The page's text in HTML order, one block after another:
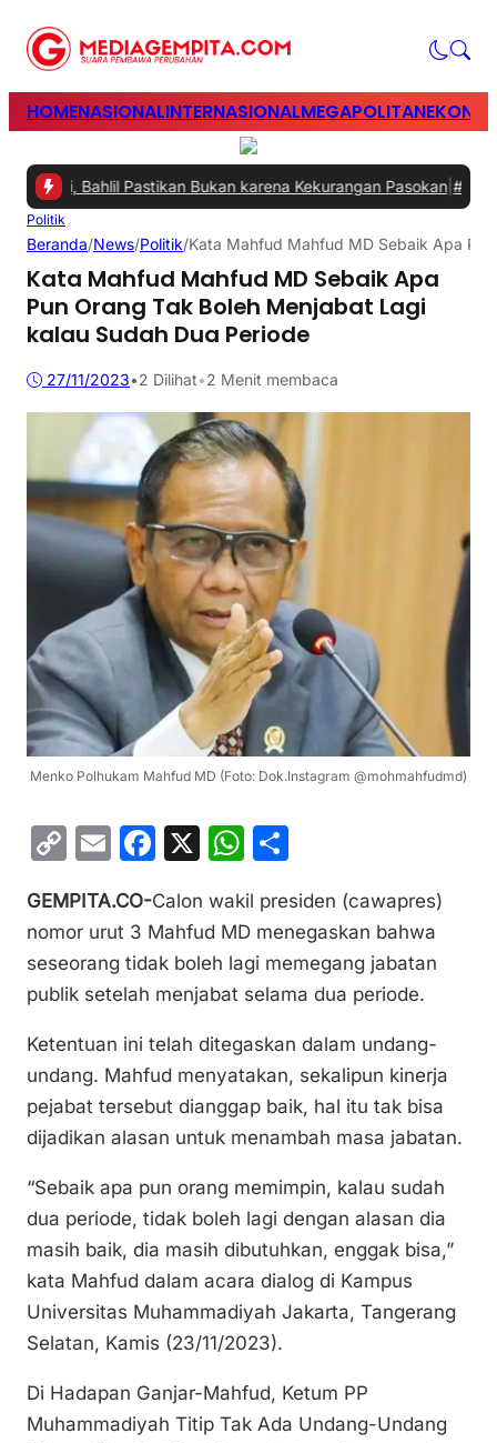
HOMENASIONALINTERNASIONALMEGAPOLITAN
Bahlil Pastikan Bukan karena Kekurangan Pasokan|#2 -
Politik
Beranda/News/Politik/Kata Mahfud Mahfud MD Sebaik Apa
Kata Mahfud Mahfud MD Sebaik Apa
Pun Orang Tak Boleh Menjabat Lagi
kalau Sudah Dua Periode
27/11/2023•2 Dilihat•2 Menit membaca
Menko Polhukam Mahfud MD (Foto: Dok.Instagram @mohmahfudmd)
C
p
y
Li
k
E
ai
l
F
c
e
b
o
k
X
W
at
s
A
p
ar
e
GEMPITA.CO-Calon wakil presiden (cawapres)
nomor urut 3 Mahfud MD menegaskan bahwa
seseorang tidak boleh lagi memegang jabatan
publik setelah menjabat selama dua periode.
Ketentuan ini telah ditegaskan dalam undang-
undang. Mahfud menyatakan, sekalipun kinerja
pejabat tersebut dianggap baik, hal itu tak bisa
dijadikan alasan untuk menambah masa jabatan.
“Sebaik apa pun orang memimpin, kalau sudah
dua periode, tidak boleh lagi dengan alasan dia
masih baik, dia masih dibutuhkan, enggak bisa,”
kata Mahfud dalam acara dialog di Kampus
Universitas Muhammadiyah Jakarta, Tangerang
Selatan, Kamis (23/11/2023).
Di Hadapan Ganjar-Mahfud, Ketum PP
Muhammadiyah Titip Tak Ada Undang-Undang